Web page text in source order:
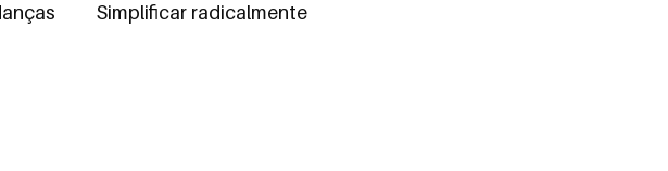
Simplificar radicalmente